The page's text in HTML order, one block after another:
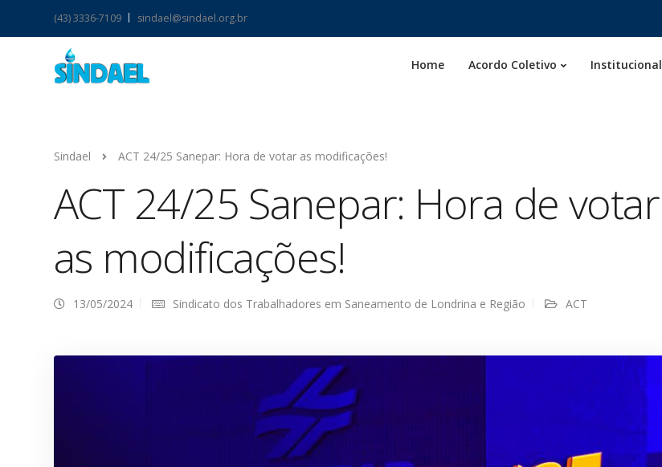
(43) 3336-7109 sindael@sindael.org.br
Home Acordo Coletivo Institucional
Sindael ACT 24/25 Sanepar: Hora de votar as modificações!
ACT 24/25 Sanepar: Hora de votar
as modificações!
13/05/2024 Sindicato dos Trabalhadores em Saneamento de Londrina e Região ACT